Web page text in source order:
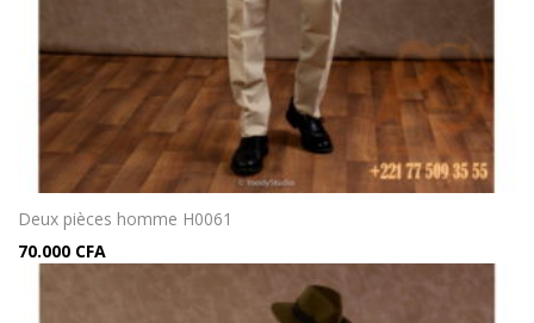
Deux pièces homme H0061
70.000 CFA